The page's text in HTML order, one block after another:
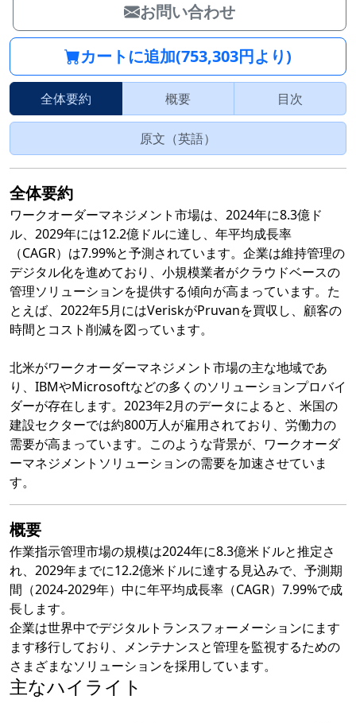
お問い合わせ
カートに追加(753,303円より)
全体要約 概要 目次
原文（英語）
全体要約
ワークオーダーマネジメント市場は、2024年に8.3億ド
ル、2029年には12.2億ドルに達し、年平均成長率
（CAGR）は7.99%と予測されています。企業は維持管理の
デジタル化を進めており、小規模業者がクラウドベースの
管理ソリューションを提供する傾向が高まっています。た
とえば、2022年5月にはVeriskがPruvanを買収し、顧客の
時間とコスト削減を図っています。
北米がワークオーダーマネジメント市場の主な地域であ
り、IBMやMicrosoftなどの多くのソリューションプロバイ
ダーが存在します。2023年2月のデータによると、米国の
建設セクターでは約800万人が雇用されており、労働力の
需要が高まっています。このような背景が、ワークオーダ
ーマネジメントソリューションの需要を加速させていま
す。
概要
作業指示管理市場の規模は2024年に8.3億米ドルと推定さ
れ、2029年までに12.2億米ドルに達する見込みで、予測期
間（2024-2029年）中に年平均成長率（CAGR）7.99%で成
長します。
企業は世界中でデジタルトランスフォーメーションにます
ます移行しており、メンテナンスと管理を監視するための
さまざまなソリューションを採用しています。
主なハイライト